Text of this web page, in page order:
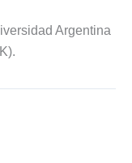
Argentina